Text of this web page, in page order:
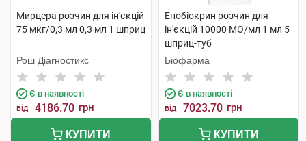
Мирцера розчин для ін'єкцій
75 мкг/0,3 мл 0,3 мл 1 шприц
Рош Діагностикс
Є в наявності
від 4186.70 грн
КУПИТИ
Епобіокрин розчин для
ін'єкцій 10000 МО/мл 1 мл 5
шприц-туб
Біофарма
Є в наявності
від 7023.70 грн
КУПИТИ